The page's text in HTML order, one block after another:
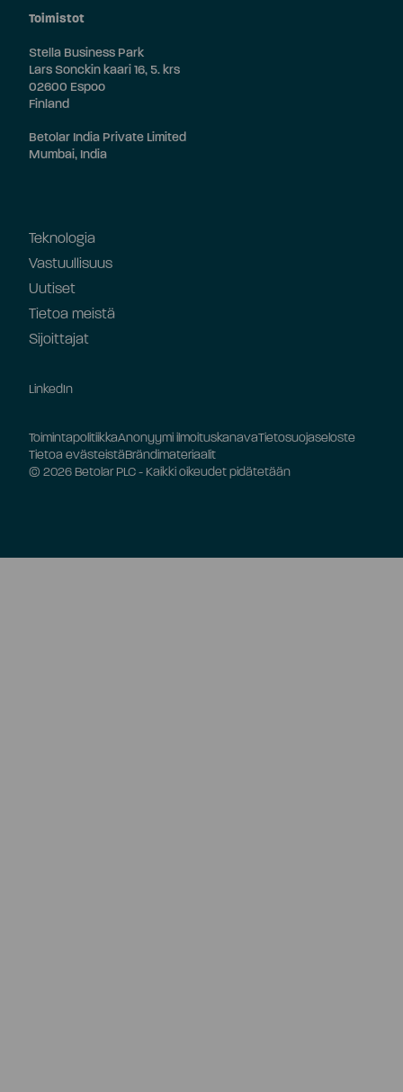
Toimistot
Stella Business Park
Lars Sonckin kaari 16, 5. krs
02600 Espoo
Finland
Betolar India Private Limited
Mumbai, India
Teknologia
Vastuullisuus
Uutiset
Tietoa meistä
Sijoittajat
LinkedIn
© 2026 Betolar PLC - Kaikki oikeudet pidätetään
ToimintapolitiikkaAnonyymi ilmoituskanavaTietosuojaseloste
Tietoa evästeistäBrändimateriaalit